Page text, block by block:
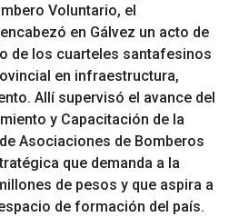
Voluntario, el
en Gálvez un acto de
de los cuarteles santafesinos
en infraestructura,
Allí supervisó el avance del
y Capacitación de la
Asociaciones de Bomberos
que demanda a la
de pesos y que aspira a
de formación del país.